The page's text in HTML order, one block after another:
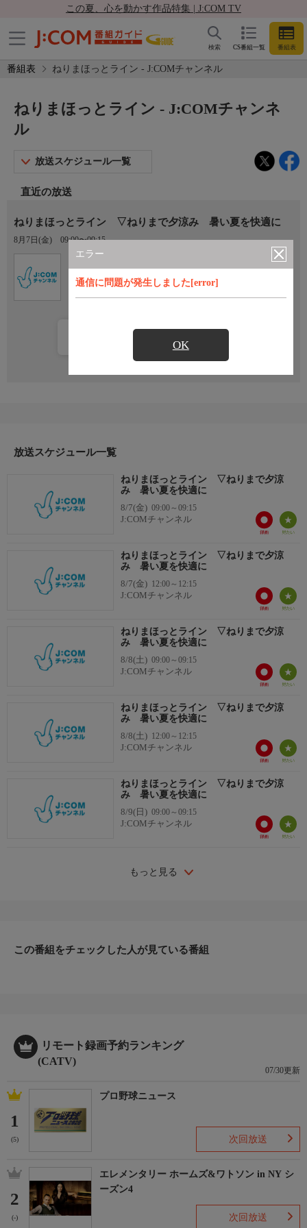
この夏、心を動かす作品特集 | J:COM TV
CS番組一覧 番組表
検索
番組表 ねりまほっとライン - J:COMチャンネル
エラー
通信に問題が発生しました[error]
OK
ねりまほっとライン - J:COMチャンネ
ル
放送スケジュール一覧
直近の放送
ねりまほっとライン ▽ねりまで夕涼み 暑い夏を快適に
8月7日(金) 09:00〜09:15
放送スケジュール一覧
ねりまほっとライン ▽ねりまで夕涼
み 暑い夏を快適に
8/7(金) 09:00～09:15
J:COMチャンネル
ねりまほっとライン ▽ねりまで夕涼
み 暑い夏を快適に
8/7(金) 12:00～12:15
J:COMチャンネル
ねりまほっとライン ▽ねりまで夕涼
み 暑い夏を快適に
8/8(土) 09:00～09:15
J:COMチャンネル
ねりまほっとライン ▽ねりまで夕涼
み 暑い夏を快適に
8/8(土) 12:00～12:15
J:COMチャンネル
ねりまほっとライン ▽ねりまで夕涼
み 暑い夏を快適に
8/9(日) 09:00～09:15
J:COMチャンネル
もっと見る
この番組をチェックした人が見ている番組
リモート録画予約ランキング
(CATV)
07/30更新
1
(5)
プロ野球ニュース
次回放送
2
(-)
エレメンタリー ホームズ&ワトソン in NY シ
ーズン4
次回放送